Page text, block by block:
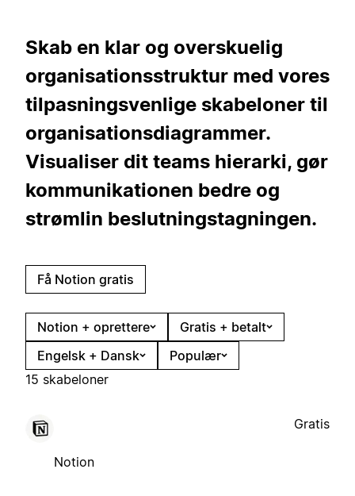
Skab en klar og overskuelig
organisationsstruktur med vores
tilpasningsvenlige skabeloner til
organisationsdiagrammer.
Visualiser dit teams hierarki, gør
kommunikationen bedre og
strømlin beslutningstagningen.
Få Notion gratis
Notion + oprettere
Gratis + betalt
Engelsk + Dansk
Populær
15 skabeloner
Notion
Gratis